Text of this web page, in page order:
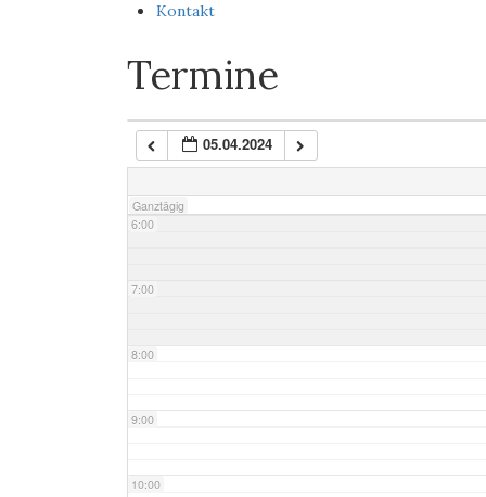
Kontakt
Termine
05.04.2024
Ganztägig
4:00
5:00
6:00
7:00
8:00
9:00
10:00